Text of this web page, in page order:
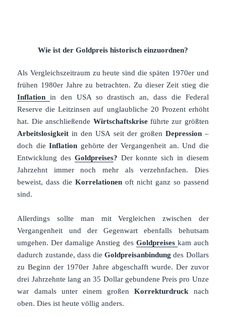
Wie ist der Goldpreis historisch einzuordnen?
Als Vergleichszeitraum zu heute sind die späten 1970er und
frühen 1980er Jahre zu betrachten. Zu dieser Zeit stieg die
Inflation in den USA so drastisch an, dass die Federal
Reserve die Leitzinsen auf unglaubliche 20 Prozent erhöht
hat. Die anschließende Wirtschaftskriseführte zur größten
Arbeitslosigkeit in den USA seit der großen Depression–
doch dieInflation gehörte der Vergangenheit an. Und die
Entwicklung des Goldpreises? Der konnte sich in diesem
Jahrzehnt immer noch mehr als verzehnfachen. Dies
beweist, dass dieKorrelationen oft nicht ganz so passend
sind.
Allerdings sollte man mit Vergleichen zwischen der
Vergangenheit und der Gegenwart ebenfalls behutsam
umgehen. Der damalige Anstieg des Goldpreises kam auch
dadurch zustande, dass dieGoldpreisanbindung des Dollars
zu Beginn der 1970er Jahre abgeschafft wurde. Der zuvor
drei Jahrzehnte lang an 35 Dollar gebundene Preis pro Unze
war damals unter einem großenKorrekturdruck nach
oben. Dies ist heute völlig anders.